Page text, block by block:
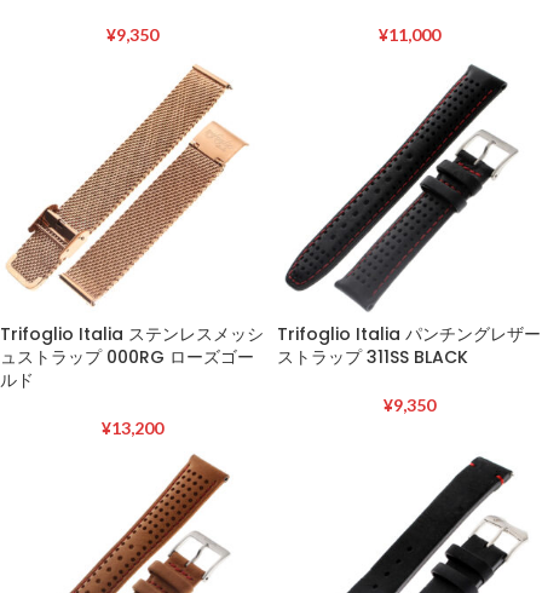
¥9,350 ¥11,000
Trifoglio Italia ステンレスメッシ
ュストラップ 000RG ローズゴー
ルド
¥13,200
Trifoglio Italia パンチングレザー
ストラップ 311SS BLACK
¥9,350